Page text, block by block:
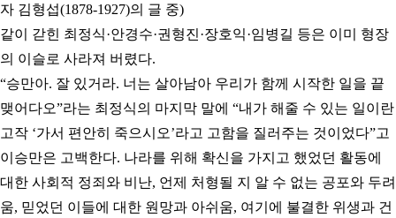
자 김형섭(1878-1927)의 글 중)
같이 갇힌 최정식·안경수·권형진·장호익·임병길 등은 이미 형장
의 이슬로 사라져 버렸다.
“승만아. 잘 있거라. 너는 살아남아 우리가 함께 시작한 일을 끝
맺어다오”라는 최정식의 마지막 말에 “내가 해줄 수 있는 일이란
고작 ‘가서 편안히 죽으시오’라고 고함을 질러주는 것이었다”고
이승만은 고백한다. 나라를 위해 확신을 가지고 했었던 활동에
대한 사회적 정죄와 비난, 언제 처형될 지 알 수 없는 공포와 두려
움, 믿었던 이들에 대한 원망과 아쉬움, 여기에 불결한 위생과 건